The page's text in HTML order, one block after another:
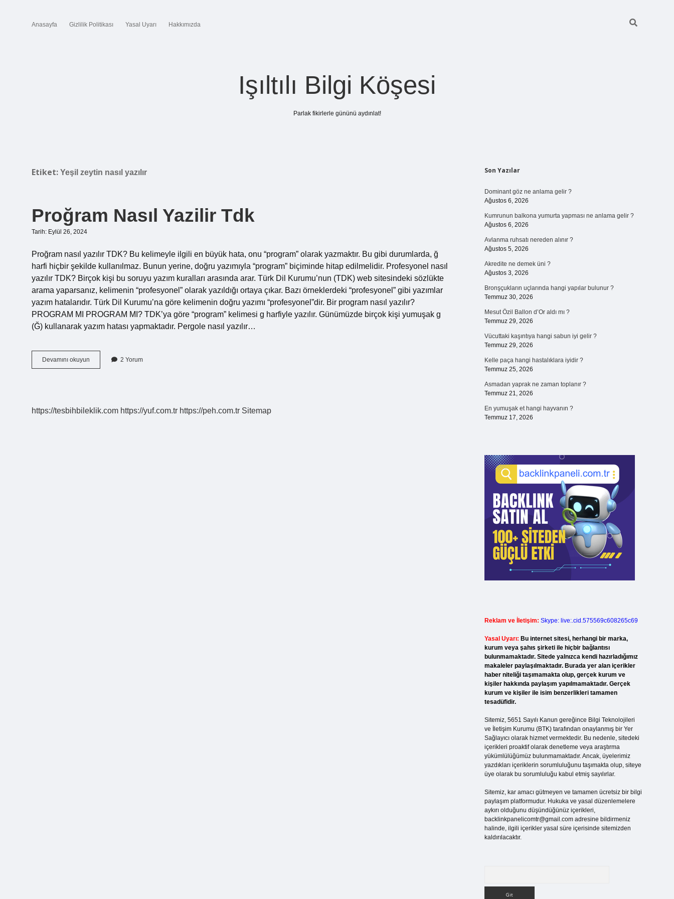
Anasayfa Gizlilik Politikası Yasal Uyarı Hakkımızda
Işıltılı Bilgi Köşesi
Parlak fikirlerle gününü aydınlat!
Etiket: Yeşil zeytin nasıl yazılır
Proğram Nasıl Yazilir Tdk
Tarih: Eylül 26, 2024
Proğram nasıl yazılır TDK? Bu kelimeyle ilgili en büyük hata, onu “program” olarak yazmaktır. Bu gibi durumlarda, ğ
harfi hiçbir şekilde kullanılmaz. Bunun yerine, doğru yazımıyla “program” biçiminde hitap edilmelidir. Profesyonel nasıl
yazılır TDK? Birçok kişi bu soruyu yazım kuralları arasında arar. Türk Dil Kurumu’nun (TDK) web sitesindeki sözlükte
arama yaparsanız, kelimenin “profesyonel” olarak yazıldığı ortaya çıkar. Bazı örneklerdeki “profesyonel” gibi yazımlar
yazım hatalarıdır. Türk Dil Kurumu’na göre kelimenin doğru yazımı “profesyonel”dir. Bir program nasıl yazılır?
PROGRAM MI PROGRAM MI? TDK’ya göre “program” kelimesi g harfiyle yazılır. Günümüzde birçok kişi yumuşak g
(Ğ) kullanarak yazım hatası yapmaktadır. Pergole nasıl yazılır…
Devamını okuyun Proğram
Nasıl
2 Yorum
https://tesbihbileklik.com https://yuf.com.tr https://peh.com.tr Sitemap
Sidebar
Son Yazılar
Dominant göz ne anlama gelir ?
Ağustos 6, 2026
Kumrunun balkona yumurta yapması ne anlama gelir ?
Ağustos 6, 2026
Avlanma ruhsatı nereden alınır ?
Ağustos 5, 2026
Akredite ne demek üni ?
Ağustos 3, 2026
Bronşçukların uçlarında hangi yapılar bulunur ?
Temmuz 30, 2026
Mesut Özil Ballon d’Or aldı mı ?
Temmuz 29, 2026
Vücuttaki kaşıntıya hangi sabun iyi gelir ?
Temmuz 29, 2026
Kelle paça hangi hastalıklara iyidir ?
Temmuz 25, 2026
Asmadan yaprak ne zaman toplanır ?
Temmuz 21, 2026
En yumuşak et hangi hayvanın ?
Temmuz 17, 2026
Reklam ve İletişim: Skype: live:.cid.575569c608265c69
Yasal Uyarı: Bu internet sitesi, herhangi bir marka,
kurum veya şahıs şirketi ile hiçbir bağlantısı
bulunmamaktadır. Sitede yalnızca kendi hazırladığımız
makaleler paylaşılmaktadır. Burada yer alan içerikler
haber niteliği taşımamakta olup, gerçek kurum ve
kişiler hakkında paylaşım yapılmamaktadır. Gerçek
kurum ve kişiler ile isim benzerlikleri tamamen
tesadüfidir.
Sitemiz, 5651 Sayılı Kanun gereğince Bilgi Teknolojileri
ve İletişim Kurumu (BTK) tarafından onaylanmış bir Yer
Sağlayıcı olarak hizmet vermektedir. Bu nedenle, sitedeki
içerikleri proaktif olarak denetleme veya araştırma
yükümlülüğümüz bulunmamaktadır. Ancak, üyelerimiz
yazdıkları içeriklerin sorumluluğunu taşımakta olup, siteye
üye olarak bu sorumluluğu kabul etmiş sayılırlar.
Sitemiz, kar amacı gütmeyen ve tamamen ücretsiz bir bilgi
paylaşım platformudur. Hukuka ve yasal düzenlemelere
aykırı olduğunu düşündüğünüz içerikleri,
backlinkpanelicomtr@gmail.comadresine bildirmeniz
halinde, ilgili içerikler yasal süre içerisinde sitemizden
kaldırılacaktır.